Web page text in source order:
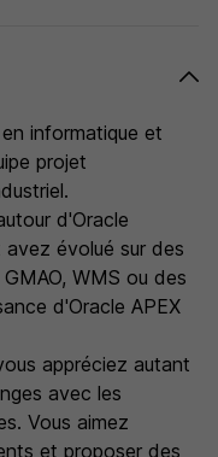
informatique et
projet
d'Oracle
évolué sur des
WMS ou des
d'Oracle APEX
appréciez autant
avec les
Vous aimez
et proposer des